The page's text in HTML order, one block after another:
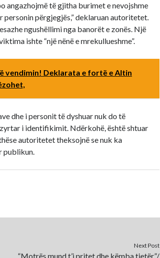
angazhojmë të gjitha burimet e nevojshme
përgjegjës,” deklaruan autoritetet.
ngushëllimi nga banorët e zonës. Një
ishte “një nënë e mrekullueshme”.
vendimin! Deklarata e fortë e Altin
dhe i personit të dyshuar nuk do të
i identifikimit. Ndërkohë, është shtuar
autoritetet theksojnë se nuk ka
publikun.
Next Post
“Motrës mund t’i pritet dhe këmba tjetër”/